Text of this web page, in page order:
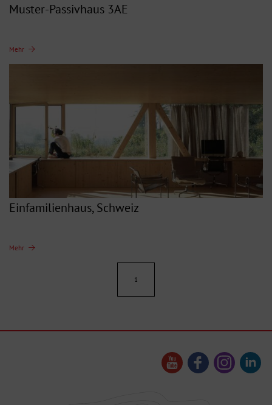
Muster-Passivhaus 3AE
Mehr
Einfamilienhaus, Schweiz
Mehr
1